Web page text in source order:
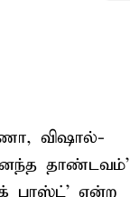
விஷால்-
தாண்டவம்'
பாஸ்ட்' என்ற